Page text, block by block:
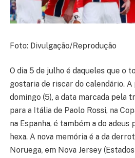
Foto: Divulgação/Reprodução
O dia 5 de julho é daqueles que o
gostaria de riscar do calendário.
domingo (5), a data marcada pela
para a Itália de Paolo Rossi, na
na Espanha, é também a do adeus
hexa. A nova memória é a da
Noruega, em Nova Jersey